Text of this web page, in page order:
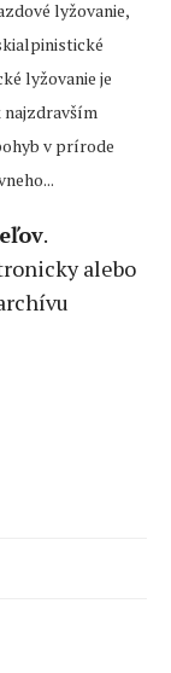
lyžovanie,
lyžovanie je
v prírode
.
alebo